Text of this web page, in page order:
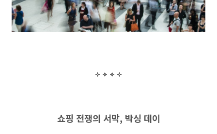
쇼핑 전쟁의 서막, 박싱 데이